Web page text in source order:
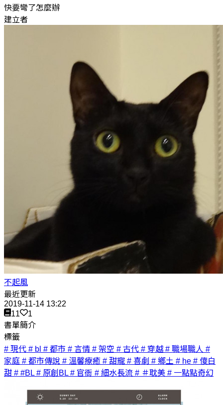
快要彎了怎麼辦
建立者
不起風
最近更新
2019-11-14 13:22
11
1
書單簡介
標籤
# 現代 # bl # 都市 # 言情 # 架空 # 古代 # 穿越# 職場職人 #
家庭 # 都市傳說 # 溫馨療癒 # 甜寵 # 喜劇 # 鄉土 # he # 傻白
甜 # #BL # 原創BL # 官衙 # 細水長流 # ＃耽美 # 一點點奇幻